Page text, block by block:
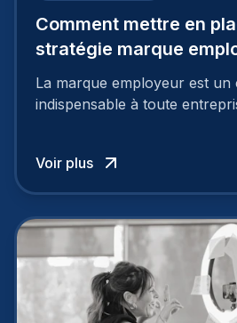
Comment mettre en
stratégie marque
Découvrez les 7 étapes
La marque employeur est
indispensable à toute
employeur solide et positive
travail, pour qu’il soit réussi,
mettre en œuvre un certain
Voir plus